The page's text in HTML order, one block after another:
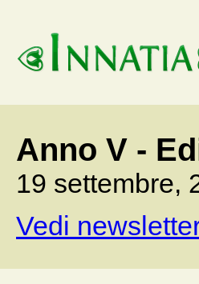
Anno V -
19 settembre,
Vedi